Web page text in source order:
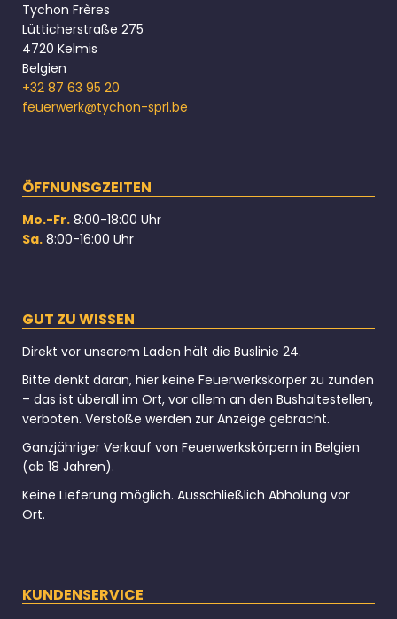
Tychon Frères
Lütticherstraße 275
4720 Kelmis
Belgien
+32 87 63 95 20
feuerwerk@tychon-sprl.be
ÖFFNUNSGZEITEN
Mo.-Fr. 8:00-18:00 Uhr
Sa. 8:00-16:00 Uhr
GUT ZU WISSEN
Direkt vor unserem Laden hält die Buslinie 24.
Bitte denkt daran, hier keine Feuerwerkskörper zu zünden
– das ist überall im Ort, vor allem an den Bushaltestellen,
verboten. Verstöße werden zur Anzeige gebracht.
Ganzjähriger Verkauf von Feuerwerkskörpern in Belgien
(ab 18 Jahren).
Keine Lieferung möglich. Ausschließlich Abholung vor
Ort.
KUNDENSERVICE